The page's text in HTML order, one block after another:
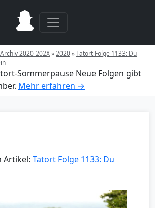
Archiv 2020-202X»2020»Tatort Folge 1133: Du
Sommerpause Neue Folgen gibt
Mehr erfahren →
Artikel: Tatort Folge 1133: Du